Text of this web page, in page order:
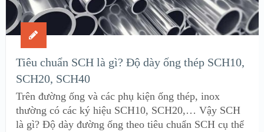
Tiêu chuẩn SCH là gì? Độ dày ống thép SCH10,
SCH20, SCH40
Trên đường ống và các phụ kiện ống thép, inox
thường có các ký hiệu SCH10, SCH20,… Vậy SCH
là gì? Độ dày đường ống theo tiêu chuẩn SCH cụ thể